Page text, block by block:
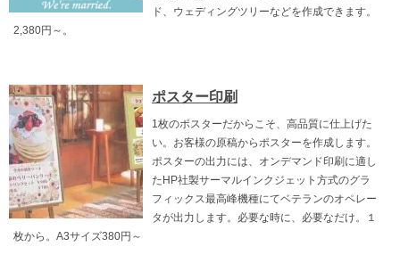
ド、ウェディングツリーなどを作成できます。
2,380円～。
ポスター印刷
1枚のポスターだからこそ、高品質に仕上げた
い。お客様の原稿からポスターを作成します。
ポスターの出力には、オンデマンド印刷に適し
たHP社製サーマルインクジェット方式のグラ
フィックス最高峰機種にてベテランのオペレー
タが出力します。必要な時に、必要なだけ。１
枚から。A3サイズ380円～